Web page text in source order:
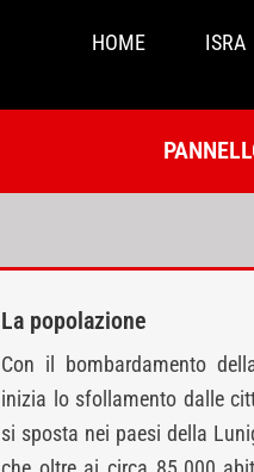
HOME ISRA
La popolazione
Con il bombardamento
inizia lo sfollamento dalle
si sposta nei paesi della